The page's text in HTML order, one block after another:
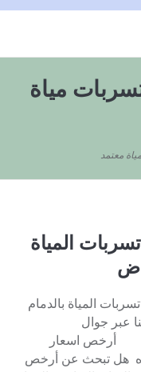
مياة
معتمد
المياة
المياة بالدمام
عبر جوال
أرخص اسعار
هل تبحث عن أرخص